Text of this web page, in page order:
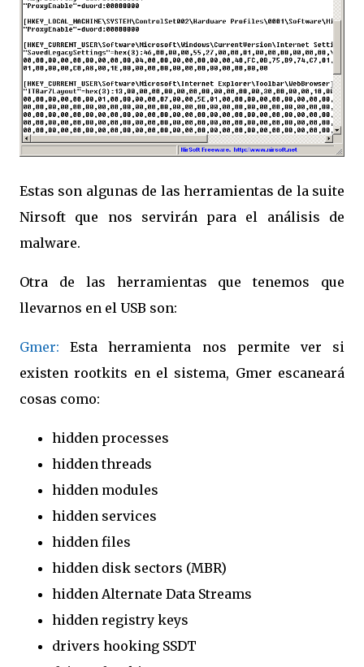
Estas son algunas de las herramientas de la suite
Nirsoft que nos servirán para el análisis de
malware.
Otra de las herramientas que tenemos que
llevarnos en el USB son:
Gmer:Esta herramienta nos permite ver si
existen rootkits en el sistema, Gmer escaneará
cosas como:
hidden processes
hidden threads
hidden modules
hidden services
hidden files
hidden disk sectors (MBR)
hidden Alternate Data Streams
hidden registry keys
drivers hooking SSDT